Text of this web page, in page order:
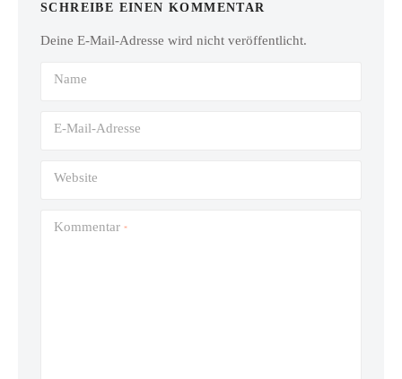
SCHREIBE EINEN KOMMENTAR
Deine E-Mail-Adresse wird nicht veröffentlicht.
Name
E-Mail-Adresse
Website
Kommentar *